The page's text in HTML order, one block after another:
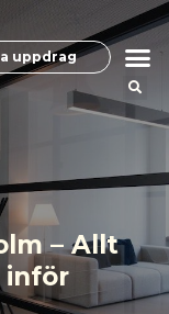
uppdrag
– Allt
inför